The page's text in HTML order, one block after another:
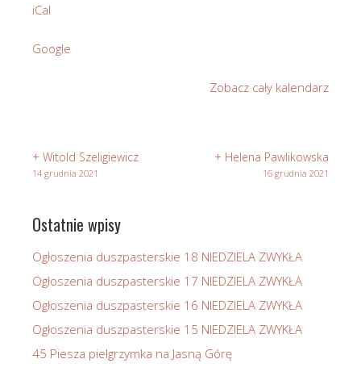
iCal
Google
Zobacz cały kalendarz
+ Witold Szeligiewicz
14 grudnia 2021
+ Helena Pawlikowska
16 grudnia 2021
Ostatnie wpisy
Ogłoszenia duszpasterskie 18 NIEDZIELA ZWYKŁA
Ogłoszenia duszpasterskie 17 NIEDZIELA ZWYKŁA
Ogłoszenia duszpasterskie 16 NIEDZIELA ZWYKŁA
Ogłoszenia duszpasterskie 15 NIEDZIELA ZWYKŁA
45 Piesza pielgrzymka na Jasną Górę